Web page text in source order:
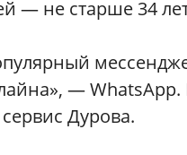
— не старше 34
—
Дурова.